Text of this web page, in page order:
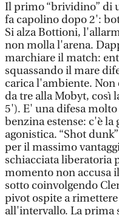
Il primo “brividino” di
fa capolino dopo 2':
Si alza Bottioni,
non molla l'arena.
marchiare il match:
squassando il mare
carica l'ambiente.
da tre alla Mobyt, così
5'). E' una difesa
benzina estense: c'è
agonistica. “Shot
per il massimo
schiacciata liberatoria
momento non accusa
sotto coinvolgendo
pivot ospite a
all'intervallo. La prima